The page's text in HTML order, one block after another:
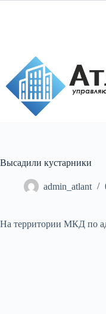
Высадили кустарники
admin_atlant
На территории МКД по